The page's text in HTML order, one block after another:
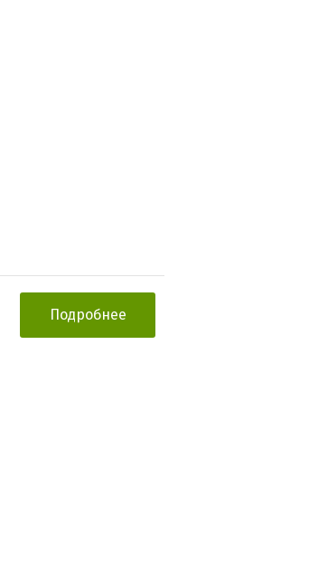
Подробнее